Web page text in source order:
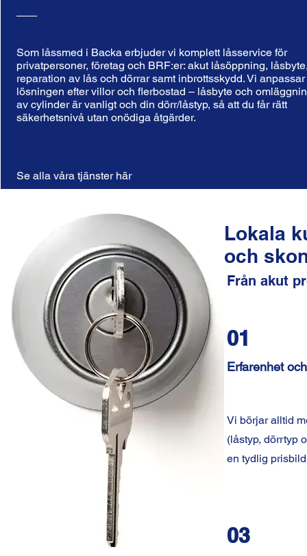
Som låssmed i Backa erbjuder vi komplett låsservice för
privatpersoner, företag och BRF:er: akut låsöppning,
reparation av lås och dörrar samt inbrottsskydd. Vi anpassar
lösningen efter villor och flerbostad – låsbyte och
av cylinder är vanligt och din dörr/låstyp, så att du får rätt
säkerhetsnivå utan onödiga åtgärder.
Se alla våra tjänster här
Lokala
och
Från akut
01
Erfarenhet
Vi börjar alltid
(låstyp, dörrtyp
en tydlig
03